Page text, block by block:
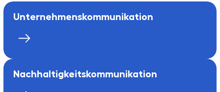
Unternehmens­kommunikation
Nachhaltigkeits­kommunikation